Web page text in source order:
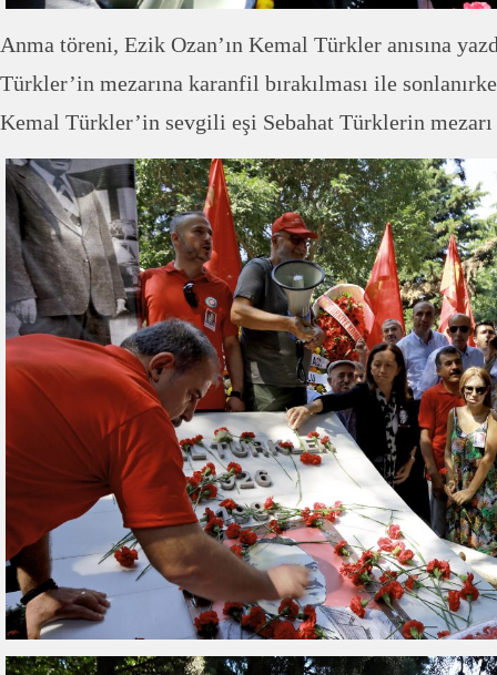
Anma töreni, Ezik Ozan’ın Kemal Türkler anısına
Türkler’in mezarına karanfil bırakılması ile
Kemal Türkler’in sevgili eşi Sebahat Türklerin